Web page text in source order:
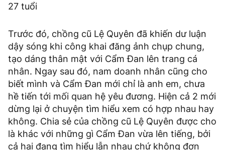
27 tuổi
Trước đó, chồng cũ Lệ Quyên đã khiến dư luận
dậy sóng khi công khai đăng ảnh chụp chung,
tạo dáng thân mật với Cẩm Đan lên trang cá
nhân. Ngay sau đó, nam doanh nhân cũng cho
biết mình và Cẩm Đan mới chỉ là anh em, chưa
hề tiến tới mối quan hệ yêu đương. Hiện cả 2 mới
dừng lại ở chuyện tìm hiểu xem có hợp nhau hay
không. Chia sẻ của chồng cũ Lệ Quyên được cho
là khác với những gì Cẩm Đan vừa lên tiếng, bởi
cả hai đang tìm hiểu lẫn nhau chứ không đơn